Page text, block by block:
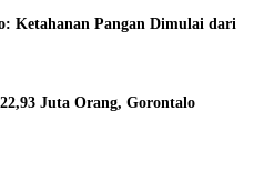
Ketahanan Pangan Dimulai dari
Juta Orang, Gorontalo